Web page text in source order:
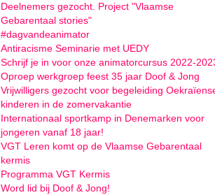
Deelnemers gezocht. Project "Vlaamse
Gebarentaal stories"
#dagvandeanimator
Antiracisme Seminarie met UEDY
Schrijf je in voor onze animatorcursus 2022-
Oproep werkgroep feest 35 jaar Doof & Jong
Vrijwilligers gezocht voor begeleiding
kinderen in de zomervakantie
Internationaal sportkamp in Denemarken voor
jongeren vanaf 18 jaar!
VGT Leren komt op de Vlaamse Gebarentaal
kermis
Programma VGT Kermis
Word lid bij Doof & Jong!